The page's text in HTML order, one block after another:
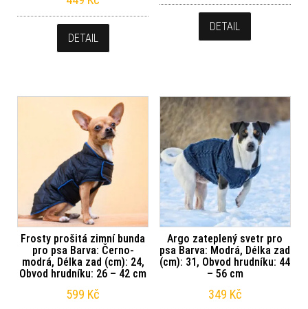
DETAIL
DETAIL
Frosty prošitá zimní bunda
pro psa Barva: Černo-
modrá, Délka zad (cm): 24,
Obvod hrudníku: 26 – 42 cm
599 Kč
Argo zateplený svetr pro
psa Barva: Modrá, Délka zad
(cm): 31, Obvod hrudníku: 44
– 56 cm
349 Kč